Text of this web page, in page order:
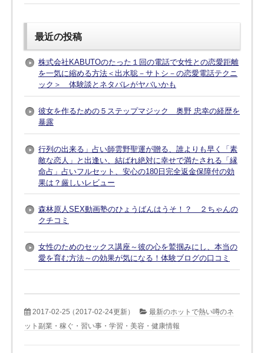
最近の投稿
株式会社KABUTOのたった１回の電話で女性との恋愛距離
を一気に縮める方法＜出水聡－サトシ－の恋愛電話テクニ
ック＞ 体験談とネタバレがヤバいかも
彼女を作るための５ステップマジック 奥野 忠幸の経歴を
暴露
行列の出来る」占い師雲野聖運が贈る、誰よりも早く「素
敵な恋人」と出逢い、結ばれ絶対に幸せで満たされる「縁
命占」占いフルセット、安心の180日完全返金保障付の効
果は？厳しいレビュー
森林原人SEX動画塾のひょうばんはうそ！？ ２ちゃんの
クチコミ
女性のためのセックス講座～彼の心を鷲掴みにし、本当の
愛を育む方法～の効果が気になる！体験ブログの口コミ
2017-02-25（2017-02-24更新）
最新のホットで熱い噂のネ
ット副業・稼ぐ・習い事・学習・美容・健康情報